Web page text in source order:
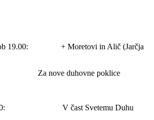
19.00: + Moretovi in Alič (Jarčja
Za nove duhovne poklice
V čast Svetemu Duhu